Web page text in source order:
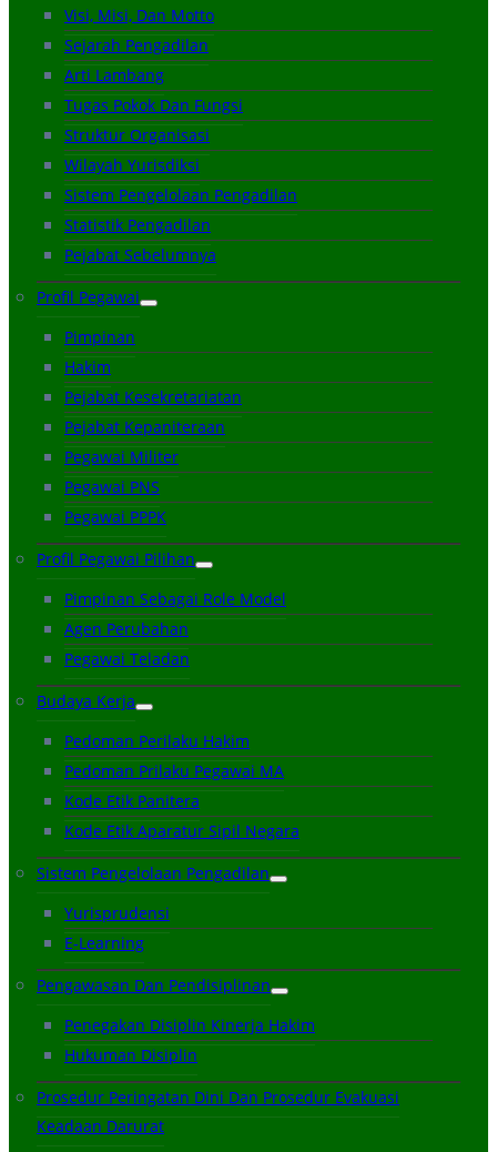
Visi, Misi, Dan Motto
Sejarah Pengadilan
Arti Lambang
Tugas Pokok Dan Fungsi
Struktur Organisasi
Wilayah Yurisdiksi
Sistem Pengelolaan Pengadilan
Statistik Pengadilan
Pejabat Sebelumnya
Profil Pegawai
Pimpinan
Hakim
Pejabat Kesekretariatan
Pejabat Kepaniteraan
Pegawai Militer
Pegawai PNS
Pegawai PPPK
Profil Pegawai Pilihan
Pimpinan Sebagai Role Model
Agen Perubahan
Pegawai Teladan
Budaya Kerja
Pedoman Perilaku Hakim
Pedoman Prilaku Pegawai MA
Kode Etik Panitera
Kode Etik Aparatur Sipil Negara
Sistem Pengelolaan Pengadilan
Yurisprudensi
E-Learning
Pengawasan Dan Pendisiplinan
Penegakan Disiplin Kinerja Hakim
Hukuman Disiplin
Prosedur Peringatan Dini Dan Prosedur Evakuasi
Keadaan Darurat